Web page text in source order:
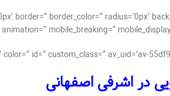
border=” border_color=” radius=’0px’
mobile_breaking=”
در اشرفی اصفهانی